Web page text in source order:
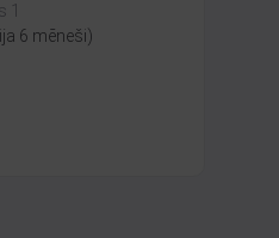
1
6 mēneši)